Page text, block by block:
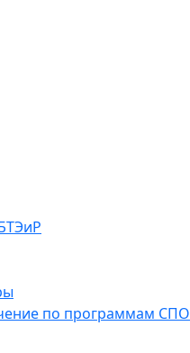
по программам СПО